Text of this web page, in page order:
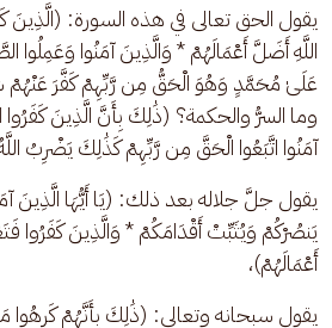
يقول الحق تعالى في هذه السورة:
اللَّهِ أَضَلَّ أَعْمَالَهُمْ * وَالَّذِينَ آمَنُوا وَعَمِلُوا
عَلَىٰ مُحَمَّدٍ وَهُوَ الْحَقُّ مِن رَّبِّهِمْ كَفَّرَ عَنْهُمْ
وما السرُّ والحكمة؟ (ذَٰلِكَ بِأَنَّ الَّذِينَ كَفَرُوا
آمَنُوا اتَّبَعُوا الْحَقَّ مِن رَّبِّهِمْ كَذَٰلِكَ يَضْرِبُ
يقول جلَّ جلاله بعد ذلك: (يَا أَيُّهَا الَّذِينَ
يَنصُرْكُمْ وَيُثَبِّتْ أَقْدَامَكُمْ * وَالَّذِينَ كَفَرُوا
أَعْمَالَهُمْ)،
يقول سبحانه وتعالى: (ذَٰلِكَ بِأَنَّهُمْ كَرِهُوا